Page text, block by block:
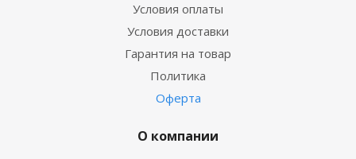
Условия оплаты
Условия доставки
Гарантия на товар
Политика
Оферта
О компании